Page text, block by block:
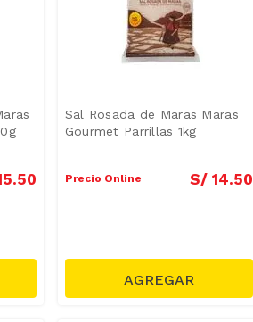
.50
Sal Rosada de Maras Maras
Gourmet Parrillas 1kg
Precio Online S/ 14.50